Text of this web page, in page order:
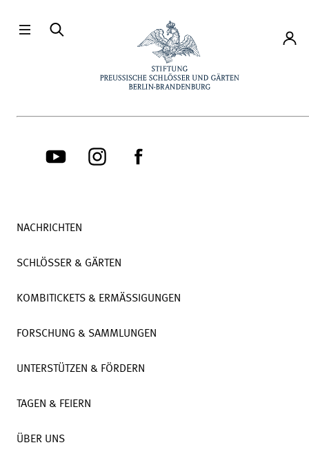
Konto
NACHRICHTEN
SCHLÖSSER & GÄRTEN
KOMBITICKETS & ERMÄSSIGUNGEN
FORSCHUNG & SAMMLUNGEN
UNTERSTÜTZEN & FÖRDERN
TAGEN & FEIERN
ÜBER UNS